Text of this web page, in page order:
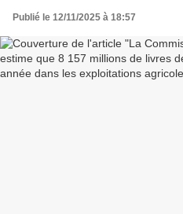
agricoles, c’est insuffisant
Publié le 12/11/2025 à 18:57